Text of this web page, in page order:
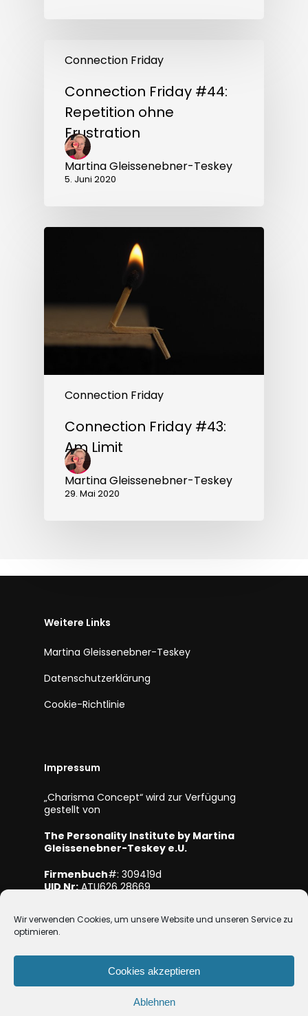
Wir verwenden Cookies, um unsere Website und unseren Service zu
optimieren.
Cookies akzeptieren
Ablehnen
Connection Friday
Friday
ohne
Frustration
Connection Friday #44:
Repetition ohne
Frustration
Martina Gleissenebner-Teskey
5. Juni 2020
Connection Friday
Connection
Connection Friday #43:
Am Limit
Martina Gleissenebner-Teskey
29. Mai 2020
Weitere Links
Martina Gleissenebner-Teskey
Datenschutzerklärung
Cookie-Richtlinie
Impressum
„Charisma Concept“ wird zur Verfügung
gestellt von
The Personality Institute by Martina
Gleissenebner-Teskey e.U.
Firmenbuch#: 309419d
UID Nr:ATU626 28669
Mitglied bei WKO NÖ